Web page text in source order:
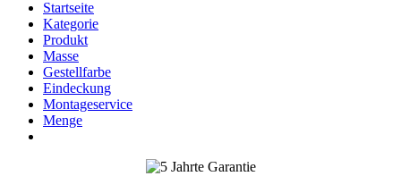
Startseite
Kategorie
Produkt
Masse
Gestellfarbe
Eindeckung
Montageservice
Menge